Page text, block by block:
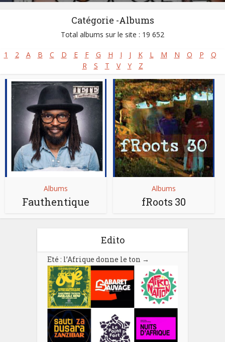
Catégorie -Albums
Total albums sur le site : 19 652
1 2 A B C D E F G H I J K L M N O P
Q
R
S T V Y Z
Albums
Fauthentique
Albums
fRoots 30
Edito
Eté : l’Afrique donne le ton →